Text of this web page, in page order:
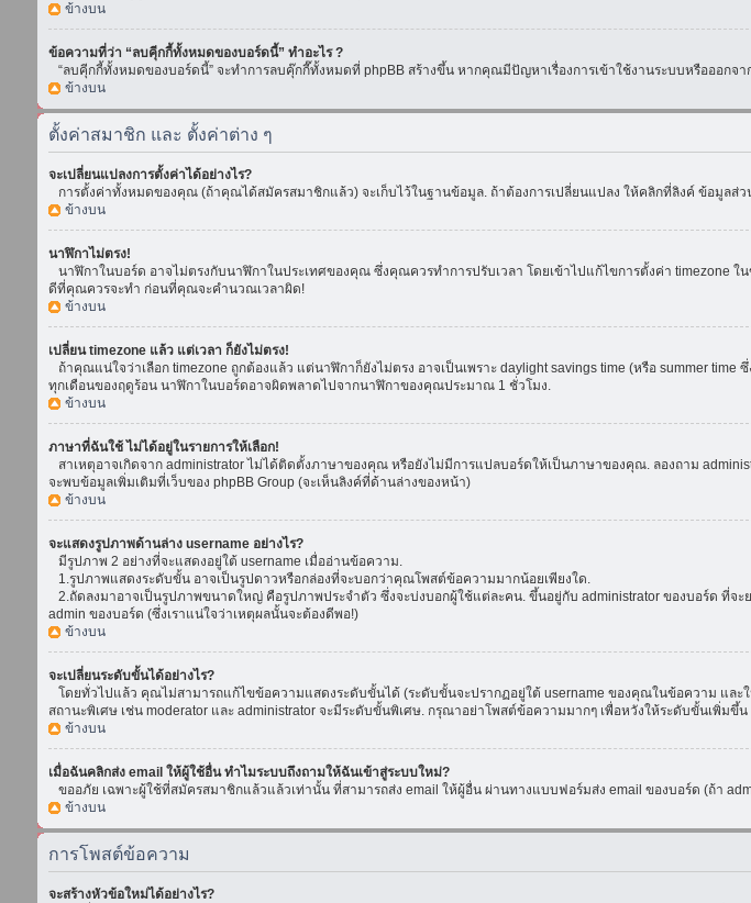
ข้างบน
ข้อความที่ว่า “ลบคุีกกี้ทั้งหมดของบอร์ดนี้” ทำอะไร ?
“ลบคุีกกี้ทั้งหมดของบอร์ดนี้” จะทำการลบคุ๊กกี๊ทั้งหมดที่ phpBB สร้างขึ้น หากคุณมีปัญหาเรื่องการเข้าใช้งานระบบหรือออกจ
ข้างบน
ตั้งค่าสมาชิก และ ตั้งค่าต่าง ๆ
จะเปลี่ยนแปลงการตั้งค่าได้อย่างไร?
การตั้งค่าทั้งหมดของคุณ (ถ้าคุณได้สมัครสมาชิกแล้ว) จะเก็บไว้ในฐานข้อมูล. ถ้าต้องการเปลี่ยนแปลง ให้คลิกที่ลิงค์ ข้อมูล
ข้างบน
นาฬิกาไม่ตรง!
นาฬิกาในบอร์ด อาจไม่ตรงกับนาฬิกาในประเทศของคุณ ซึ่งคุณควรทำการปรับเวลา โดยเข้าไปแก้ไขการตั้งค่า
ดีที่คุณควรจะทำ ก่อนที่คุณจะคำนวณเวลาผิด!
ข้างบน
เปลี่ยน timezone แล้ว แต่เวลา ก็ยังไม่ตรง!
ถ้าคุณแน่ใจว่าเลือก timezone ถูกต้องแล้ว แต่นาฬิกาก็ยังไม่ตรง อาจเป็นเพราะ daylight savings time (หรือ summer
ทุกเดือนของฤดูร้อน นาฬิกาในบอร์ดอาจผิดพลาดไปจากนาฬิกาของคุณประมาณ 1 ชั่วโมง.
ข้างบน
ภาษาที่ฉันใช้ ไม่ได้อยู่ในรายการให้เลือก!
สาเหตุอาจเกิดจาก administrator ไม่ได้ติดตั้งภาษาของคุณ หรือยังไม่มีการแปลบอร์ดให้เป็นภาษาของคุณ. ลองถาม
จะพบข้อมูลเพิ่มเติมที่เว็บของ phpBB Group (จะเห็นลิงค์ที่ด้านล่างของหน้า)
ข้างบน
จะแสดงรูปภาพด้านล่าง username อย่างไร?
มีรูปภาพ 2 อย่างที่จะแสดงอยู่ใต้ username เมื่ออ่านข้อความ.
1.รูปภาพแสดงระดับขั้น อาจเป็นรูปดาวหรือกล่องที่จะบอกว่าคุณโพสต์ข้อความมากน้อยเพียงใด.
2.ถัดลงมาอาจเป็นรูปภาพขนาดใหญ่ คือรูปภาพประจำตัว ซึ่งจะบ่งบอกผู้ใช้แต่ละคน. ขึ้นอยู่กับ administrator ของบอร์ด ที่
admin ของบอร์ด (ซึ่งเราแน่ใจว่าเหตุผลนั้นจะต้องดีพอ!)
ข้างบน
จะเปลี่ยนระดับขั้นได้อย่างไร?
โดยทั่วไปแล้ว คุณไม่สามารถแก้ไขข้อความแสดงระดับขั้นได้ (ระดับขั้นจะปรากฏอยู่ใต้ username ของคุณในข้อความ แ
สถานะพิเศษ เช่น moderator และ administrator จะมีระดับขั้นพิเศษ. กรุณาอย่าโพสต์ข้อความมากๆ เพื่อหวังให้ระดับขั้นเพิ่ม
ข้างบน
เมื่อฉันคลิกส่ง email ให้ผู้ใช้อื่น ทำไมระบบถึงถามให้ฉันเข้าสู่ระบบใหม่?
ขออภัย เฉพาะผู้ใช้ที่สมัครสมาชิกแล้วแล้วเท่านั้น ที่สามารถส่ง email ให้ผู้อื่น ผ่านทางแบบฟอร์มส่ง email ของบอร์ด (ถ้า
ข้างบน
การโพสต์ข้อความ
จะสร้างหัวข้อใหม่ได้อย่างไร?